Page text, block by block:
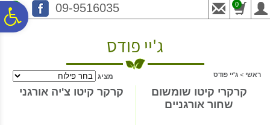
09-9516035 0
ג'יי פודס
ראשי > ג'יי פודס מציג
קרקרי קיטו שומשום
שחור אורגניים
קרקר קיטו צ'יה אורגני